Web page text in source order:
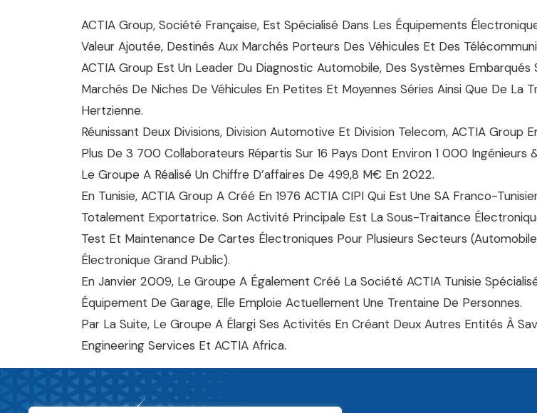
ACTIA Group, Société Française, Est Spécialisé Dans Les Équipements
Valeur Ajoutée, Destinés Aux Marchés Porteurs Des Véhicules Et Des
ACTIA Group Est Un Leader Du Diagnostic Automobile, Des Systèmes Embarqués
Marchés De Niches De Véhicules En Petites Et Moyennes Séries Ainsi Que De La
Hertzienne.
Réunissant Deux Divisions, Division Automotive Et Division Telecom, ACTIA Group
Plus De 3 700 Collaborateurs Répartis Sur 16 Pays Dont Environ 1 000 Ingénieurs
Le Groupe A Réalisé Un Chiffre D’affaires De 499,8 M€ En 2022.
En Tunisie, ACTIA Group A Créé En 1976 ACTIA CIPI Qui Est Une SA Franco-
Totalement Exportatrice. Son Activité Principale Est La Sous-Traitance
Test Et Maintenance De Cartes Électroniques Pour Plusieurs Secteurs
Électronique Grand Public).
En Janvier 2009, Le Groupe A Également Créé La Société ACTIA Tunisie
Équipement De Garage, Elle Emploie Actuellement Une Trentaine De Personnes.
Par La Suite, Le Groupe A Élargi Ses Activités En Créant Deux Autres Entités À
Engineering Services Et ACTIA Africa.